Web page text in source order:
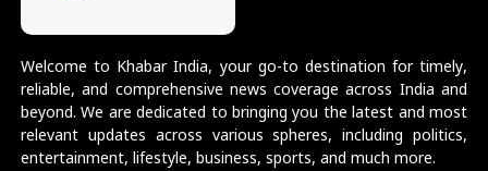
Welcome to Khabar India, your go-to destination for timely,
reliable, and comprehensive news coverage across India and
beyond. We are dedicated to bringing you the latest and most
relevant updates across various spheres, including politics,
entertainment, lifestyle, business, sports, and much more.